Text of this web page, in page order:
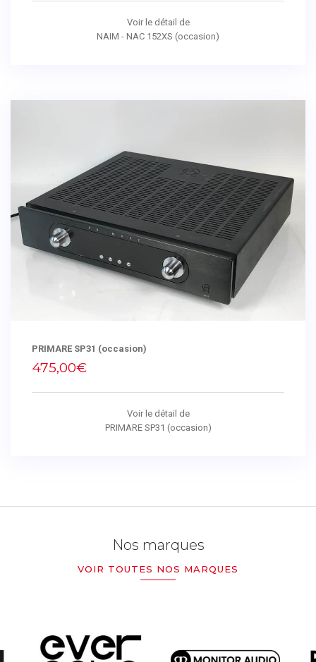
Voir le détail de
NAIM - NAC 152XS (occasion)
PRIMARE SP31 (occasion)
475,00€
Voir le détail de
PRIMARE SP31 (occasion)
Nos marques
VOIR TOUTES NOS MARQUES